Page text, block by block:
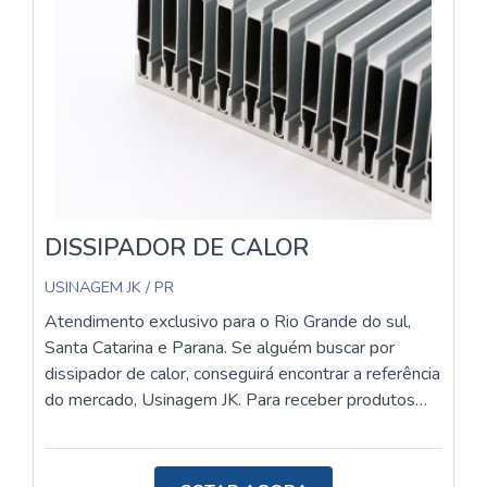
compromisso com a qualidade e a inovação, a
USINAGEM JK se destaca no mercado pela
excelência de seus produtos e serviços. Entre em
contato para saber mais sobre os dissipadores de
calor para painéis solares e solicitar um orçamento
DISSIPADOR DE CALOR
USINAGEM JK / PR
Atendimento exclusivo para o Rio Grande do sul,
Santa Catarina e Parana. Se alguém buscar por
dissipador de calor, conseguirá encontrar a referência
do mercado, Usinagem JK. Para receber produtos
escolher uma organização que se destaque por um